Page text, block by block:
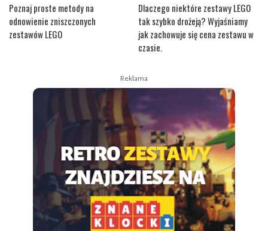
Poznaj proste metody na
odnowienie zniszczonych
zestawów LEGO
Dlaczego niektóre zestawy LEGO
tak szybko drożeją? Wyjaśniamy
jak zachowuje się cena zestawu w
czasie.
Reklama